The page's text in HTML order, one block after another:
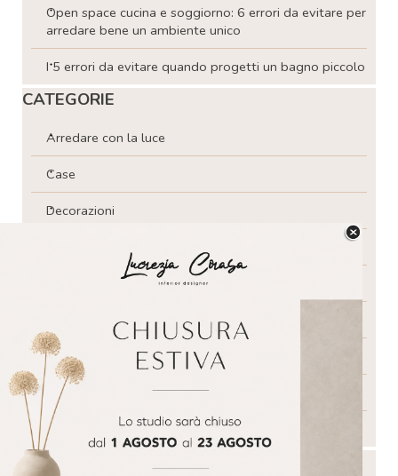
Open space cucina e soggiorno: 6 errori da evitare per
arredare bene un ambiente unico
I 5 errori da evitare quando progetti un bagno piccolo
Salta blocco CATEGORIE
CATEGORIE
Arredare con la luce
Case
Decorazioni
Garden Design
Kids
Tendenze
Tutte le categorie
Salta blocco